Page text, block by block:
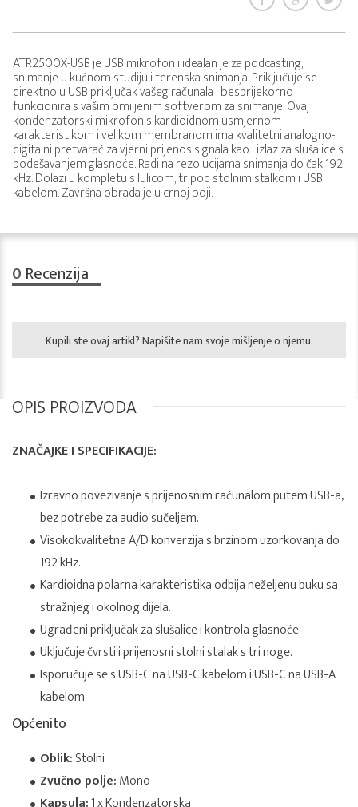
ATR2500X-USB je USB mikrofon i idealan je za podcasting,
snimanje u kućnom studiju i terenska snimanja. Priključuje se
direktno u USB priključak vašeg računala i besprijekorno
funkcionira s vašim omiljenim softverom za snimanje. Ovaj
kondenzatorski mikrofon s kardioidnom usmjernom
karakteristikom i velikom membranom ima kvalitetni analogno-
digitalni pretvarač za vjerni prijenos signala kao i izlaz za slušalice s
podešavanjem glasnoće. Radi na rezolucijama snimanja do čak 192
kHz. Dolazi u kompletu s lulicom, tripod stolnim stalkom i USB
kabelom. Završna obrada je u crnoj boji.
0 Recenzija
Kupili ste ovaj artikl? Napišite nam svoje mišljenje o njemu.
OPIS PROIZVODA
ZNAČAJKE I SPECIFIKACIJE:
Izravno povezivanje s prijenosnim računalom putem USB-a,
bez potrebe za audio sučeljem.
Visokokvalitetna A/D konverzija s brzinom uzorkovanja do
192 kHz.
Kardioidna polarna karakteristika odbija neželjenu buku sa
stražnjeg i okolnog dijela.
Ugrađeni priključak za slušalice i kontrola glasnoće.
Uključuje čvrsti i prijenosni stolni stalak s tri noge.
Isporučuje se s USB-C na USB-C kabelom i USB-C na USB-A
kabelom.
Općenito
Oblik:Stolni
Zvučno polje:Mono